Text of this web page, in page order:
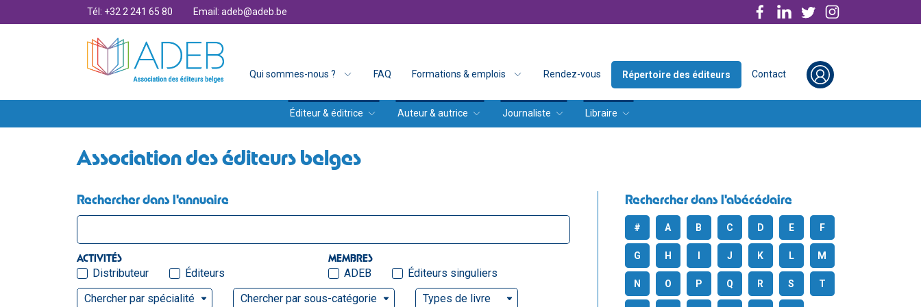
Tél: +32 2 241 65 80 Email: adeb@adeb.be
Qui sommes-nous ? FAQ Formations & emplois Rendez-vous Répertoire des éditeurs Contact
Éditeur & éditrice Auteur & autrice Journaliste Libraire
Association des éditeurs belges
Rechercher dans l'abécédaire
# A B C D E F
G H J K L M
N O P Q R S T
Rechercher dans l'annuaire
ACTIVITÉS
Distributeur Éditeurs
MEMBRES
ADEB
Éditeurs singuliers
Chercher par spécialité
Chercher par sous-catégorie Types de livre